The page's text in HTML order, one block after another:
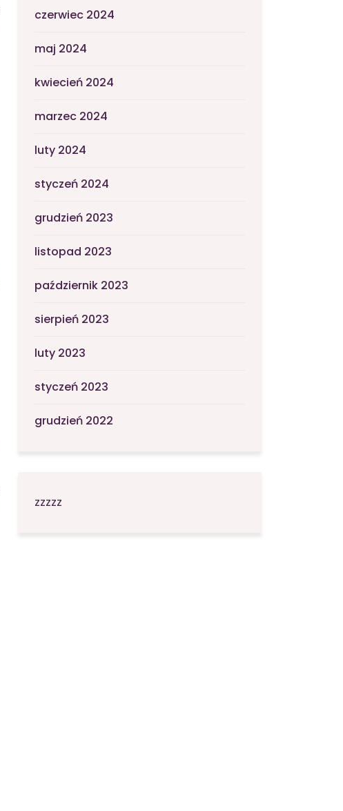
czerwiec 2024
maj 2024
kwiecień 2024
marzec 2024
luty 2024
styczeń 2024
grudzień 2023
listopad 2023
październik 2023
sierpień 2023
luty 2023
styczeń 2023
grudzień 2022
zzzzz